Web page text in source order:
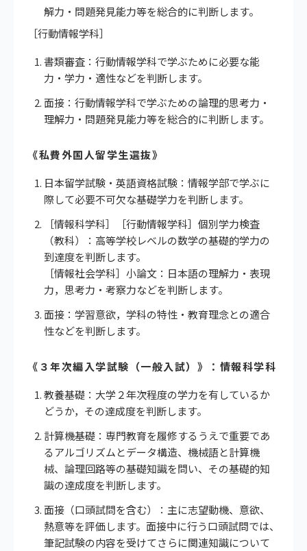
解力・問題発見能力等を総合的に判断します。
［行動情報学科］
書類審査：行動情報学科で学ぶために必要な能
力・学力・適性などを判断します。
面接：行動情報学科で学ぶための論理的思考力・
理解力・問題発見能力等を総合的に判断します。
《私費外国人留学生選抜》
日本留学試験・英語資格試験：情報学部で学ぶに
際して必要不可欠な基礎学力を判断します。
［情報科学科］［行動情報学科］個別学力検査
（教科）：高等学校レベルの数学の基礎的学力の
到達度を判断します。
［情報社会学科］小論文：日本語の理解力・表現
力，思考力・考察力などを判断します。
面接：学習意欲，学科の特性・教育理念との適合
性などを判断します。
《３年次編入学試験（一般入試）》：情報科学科
教養基礎：大学２年次程度の学力を有しているか
どうか，その達成度を判断します。
計算機基礎：専門教育を履修するうえで重要であ
るアルゴリズムとデータ構造、機械語と計算機
械、論理回路等の基礎知識を問い、その基礎的知
識の達成度を判断します。
面接（口頭試問を含む）：主に志望動機、意欲、
熱意等を評価します。面接中に行う口頭試問では、
筆記試験の内容を受けてさらに関連知識について